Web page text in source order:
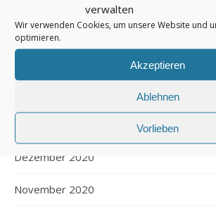
verwalten
Wir verwenden Cookies, um unsere Website und
optimieren.
Akzeptieren
Ablehnen
Vorlieben
April 2021
Dezember 2020
November 2020